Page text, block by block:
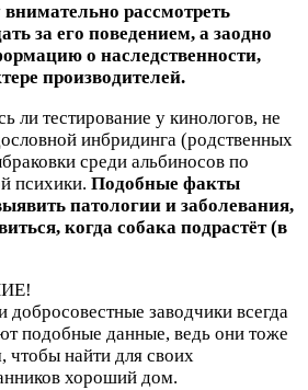
рассмотреть
за его поведением, а заодно
о наследственности,
производителей.
ли тестирование у кинологов, не
инбридинга (родственных
среди альбиносов по
психики. Подобные факты
патологии и заболевания,
когда собака подрастёт (в
заводчики всегда
подобные данные, ведь они тоже
чтобы найти для своих
хороший дом.